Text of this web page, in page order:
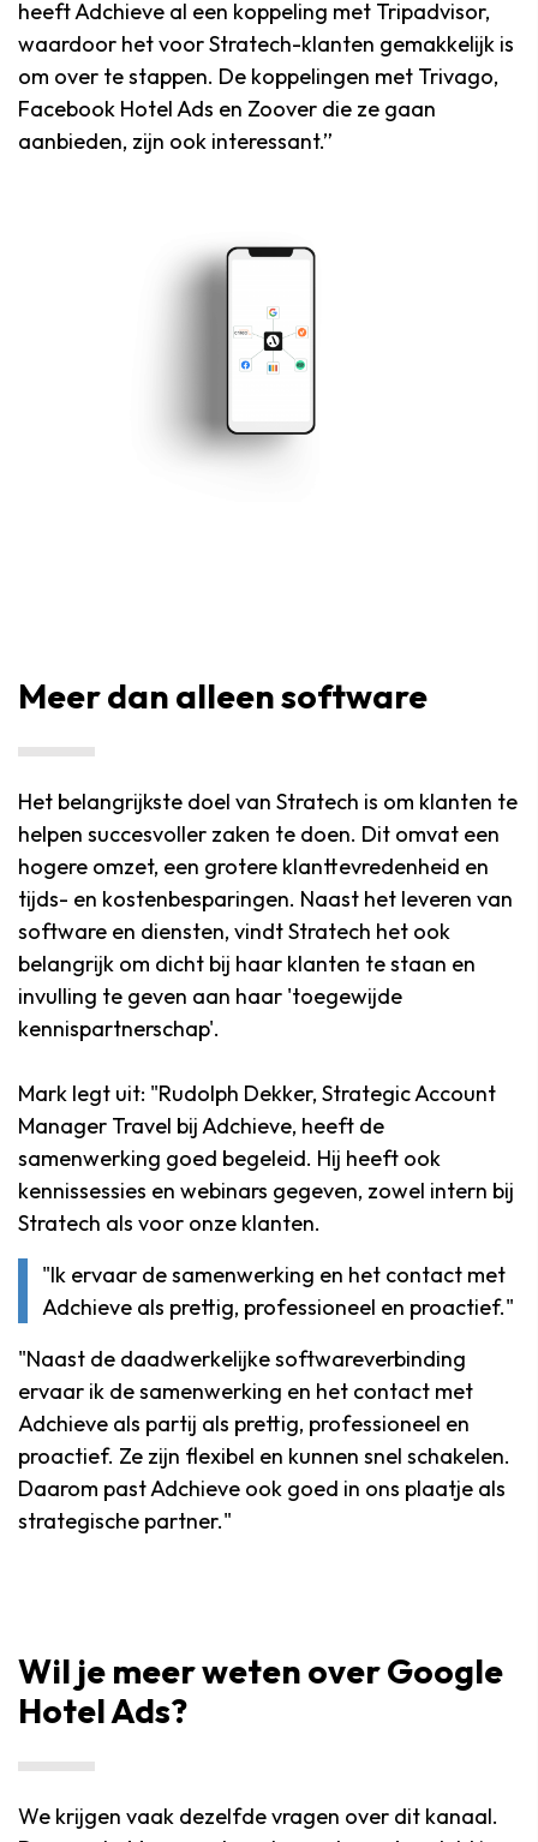
heeft Adchieve al een koppeling met Tripadvisor,
waardoor het voor Stratech-klanten gemakkelijk is
om over te stappen. De koppelingen met Trivago,
Facebook Hotel Ads en Zoover die ze gaan
aanbieden, zijn ook interessant.”
Meer dan alleen software
Het belangrijkste doel van Stratech is om klanten te
helpen succesvoller zaken te doen. Dit omvat een
hogere omzet, een grotere klanttevredenheid en
tijds- en kostenbesparingen. Naast het leveren van
software en diensten, vindt Stratech het ook
belangrijk om dicht bij haar klanten te staan ​​en
invulling te geven aan haar 'toegewijde
kennispartnerschap'.
Mark legt uit: "Rudolph Dekker, Strategic Account
Manager Travel bij Adchieve, heeft de
samenwerking goed begeleid. Hij heeft ook
kennissessies en webinars gegeven, zowel intern bij
Stratech als voor onze klanten.
"Ik ervaar de samenwerking en het contact met
Adchieve als prettig, professioneel en proactief."
"Naast de daadwerkelijke softwareverbinding
ervaar ik de samenwerking en het contact met
Adchieve als partij als prettig, professioneel en
proactief. Ze zijn flexibel en kunnen snel schakelen.
Daarom past Adchieve ook goed in ons plaatje als
strategische partner."
Wil je meer weten over Google
Hotel Ads?
We krijgen vaak dezelfde vragen over dit kanaal.